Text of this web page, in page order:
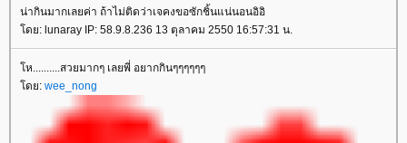
น่ากินมากเลยค่า ถ้าไม่ติดว่าเจคงขอซักชิ้นแน่นอนอิอิ
โดย: lunaray IP: 58.9.8.236 13 ตุลาคม 2550 16:57:31 น.
โห..........สวยมากๆ เลยพี่ อยากกินๆๆๆๆๆๆ
โดย: wee_nong